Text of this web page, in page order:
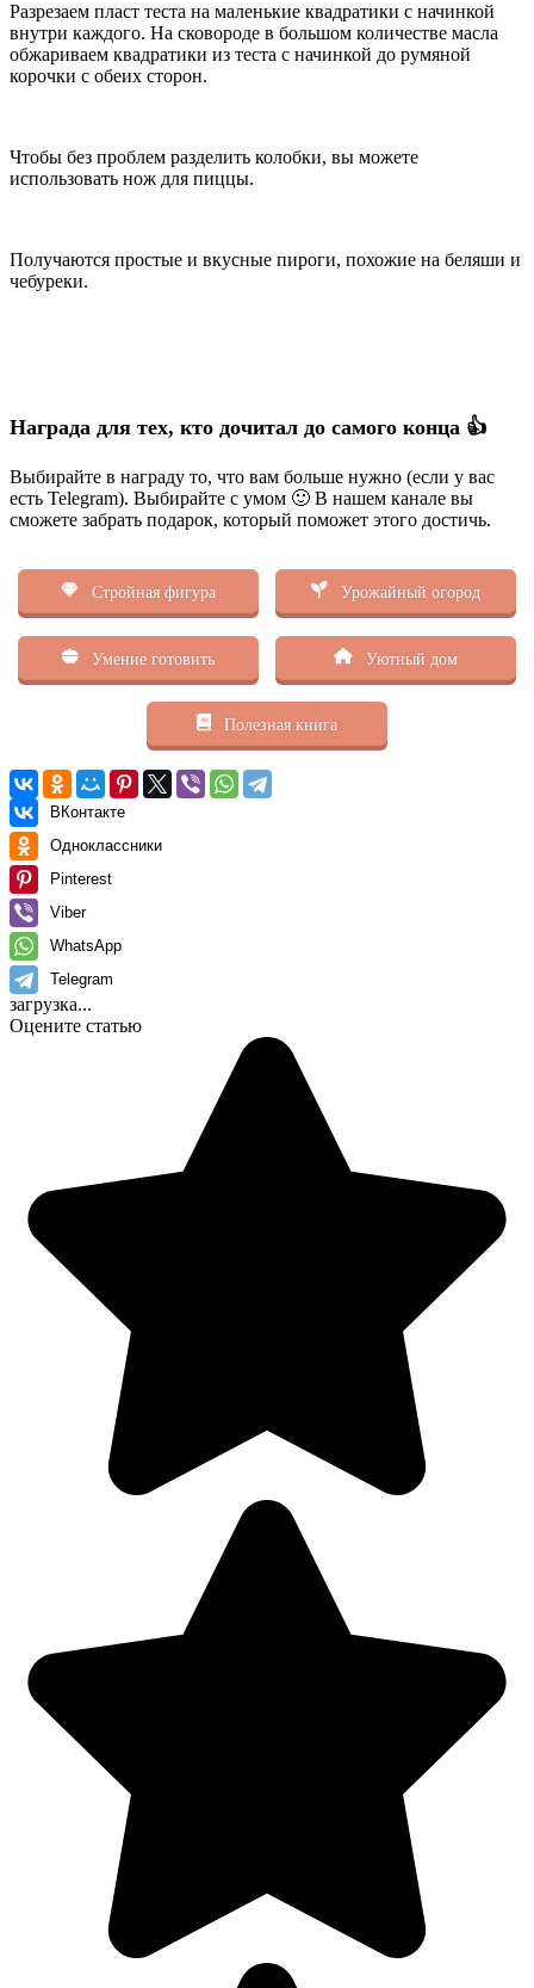
Разрезаем пласт теста на маленькие квадратики с начинкой
внутри каждого. На сковороде в большом количестве масла
обжариваем квадратики из теста с начинкой до румяной
корочки с обеих сторон.
Чтобы без проблем разделить колобки, вы можете
использовать нож для пиццы.
Получаются простые и вкусные пироги, похожие на беляши и
чебуреки.
Награда для тех, кто дочитал до самого конца 👍
Выбирайте в награду то, что вам больше нужно (если у вас
есть Telegram). Выбирайте с умом 🙂 В нашем канале вы
сможете забрать подарок, который поможет этого достичь.
Стройная фигура Урожайный огород
Умение готовить Уютный дом
Полезная книга
ВКонтакте
Одноклассники
Pinterest
Viber
WhatsApp
Telegram
загрузка...
Оцените статью